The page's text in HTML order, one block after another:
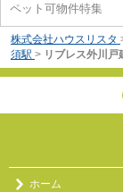
ペット可物件特集
株式会社ハウスリスタ
須駅 > リブレス外川戸
ホーム